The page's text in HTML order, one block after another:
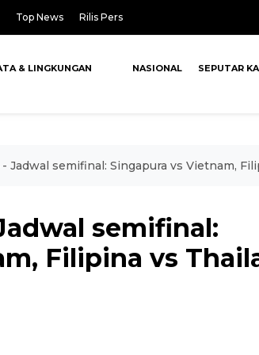
Top News Rilis Pers
& LINGKUNGAN
NASIONAL SEPUTAR
Jadwal semifinal: Singapura vs Vietnam,
semifinal:
Filipina vs